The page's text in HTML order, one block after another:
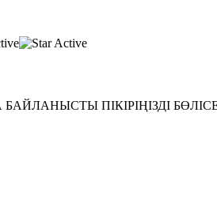
ПІКІРІҢІЗДІ